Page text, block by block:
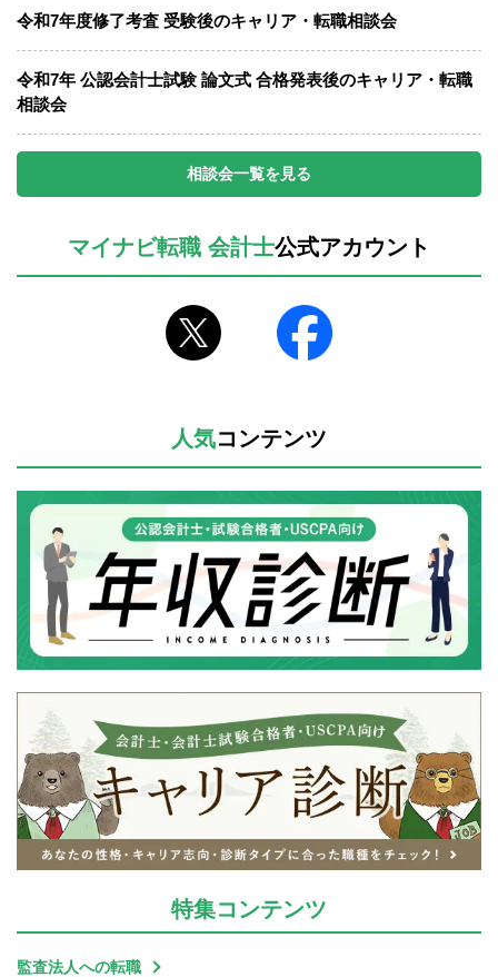
令和7年度修了考査 受験後のキャリア・転職相談会
令和7年 公認会計士試験 論文式 合格発表後のキャリア・転職
相談会
相談会一覧を見る
マイナビ転職 会計士公式アカウント
人気コンテンツ
特集コンテンツ
監査法人への転職